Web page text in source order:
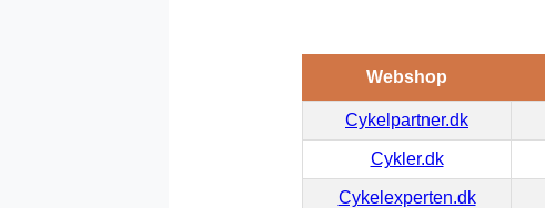
Webshop
Cykelpartner.dk
Cykler.dk
Cykelexperten.dk